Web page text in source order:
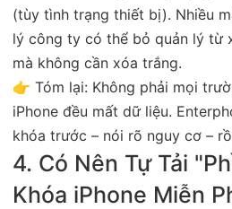
(tùy tình trạng thiết bị). Nhiều
lý công ty có thể bỏ quản lý từ
mà không cần xóa trắng.
👉 Tóm lại: Không phải mọi
iPhone đều mất dữ liệu.
khóa trước – nói rõ nguy cơ –
4. Có Nên Tự Tải
Khóa iPhone Miễn